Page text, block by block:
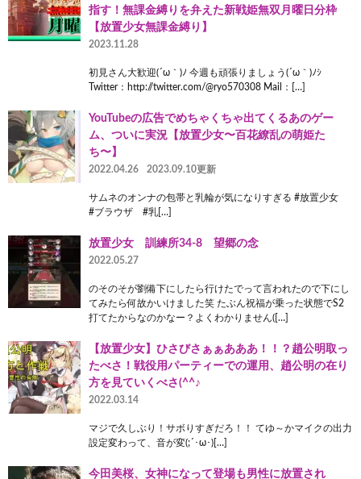
指す！無課金縛りを弁えた新戦姫無双月曜日分枠
【放置少女無課金縛り】
2023.11.28
初見さん大歓迎(´ω｀)ﾉ 今週も頑張りましょう(´ω｀)ﾉｼ
Twitter：http://twitter.com/@ryo570308 Mail：[…]
YouTubeの広告でめちゃくちゃ出てくるあのゲー
ム、ついに実況【放置少女〜百花繚乱の萌姫た
ち〜】
2022.04.26 2023.09.10更新
サムネのオンナの包帯と乳輪が気になりすぎる #放置少女
#ブラウザ #乳[…]
放置少女 訓練所34-8 望郷の念
2022.05.27
のそのそが劉備下にしたら行けたでって言われたので下にし
てみたら何故かいけました笑 たぶん祝福が乗った状態でS2
打てたからなのかなー？よくわかりません([…]
【放置少女】ひさびさぁぁあああ！！？趙公明取っ
たべさ！戦役用パーティーでの運用、趙公明の在り
方を見ていくべさ(^^♪
2022.03.14
マジで久しぶり！サボりすぎだろ！！ てゆ～かマイクの出力
設定変わって、音が変(;´･ω･)[…]
今田美桜、女神になって登場も男性に放置され